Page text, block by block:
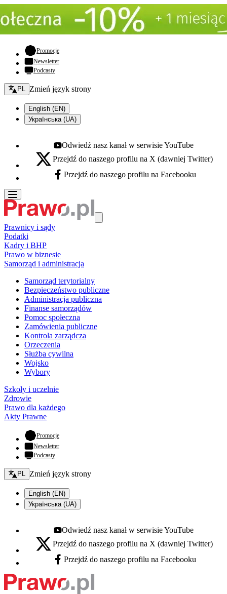
Promocje- otwiera się w nowej karcie
Newsletter
Podcasty
Zmień język - bieżący:
PL Zmień język strony
English (EN)
Українська (UA)
Youtube - otwiera się w nowej karcie
Odwiedź nasz kanał w serwisie YouTube
X - otwiera się w nowej karcie
Przejdź do naszego profilu na X (dawniej Twitter)
Facebook - otwiera się w nowej karcie
Przejdź do naszego profilu na Facebooku
Prawnicy i sądy
Podatki
Kadry i BHP
Prawo w biznesie
Samorząd i administracja
Samorząd terytorialny
Bezpieczeństwo publiczne
Administracja publiczna
Finanse samorządów
Pomoc społeczna
Zamówienia publiczne
Kontrola zarządcza
Orzeczenia
Służba cywilna
Wojsko
Wybory
Szkoły i uczelnie
Zdrowie
Prawo dla każdego
Akty Prawne
Promocje- otwiera się w nowej karcie
Newsletter
Podcasty
Zmień język - bieżący:
PL Zmień język strony
English (EN)
Українська (UA)
Youtube - otwiera się w nowej karcie
Odwiedź nasz kanał w serwisie YouTube
X - otwiera się w nowej karcie
Przejdź do naszego profilu na X (dawniej Twitter)
Facebook - otwiera się w nowej karcie
Przejdź do naszego profilu na Facebooku